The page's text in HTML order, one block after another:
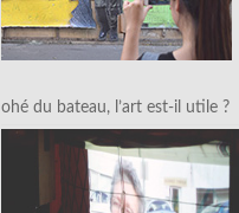
ohé du bateau, l’art est-il utile ?